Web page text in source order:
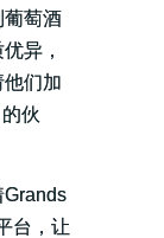
葡萄酒
异，
们加
伙
Grands
台，让